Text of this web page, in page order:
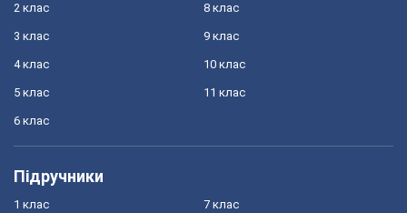
2 клас
3 клас
4 клас
5 клас
6 клас
8 клас
9 клас
10 клас
11 клас
Підручники
1 клас 7 клас